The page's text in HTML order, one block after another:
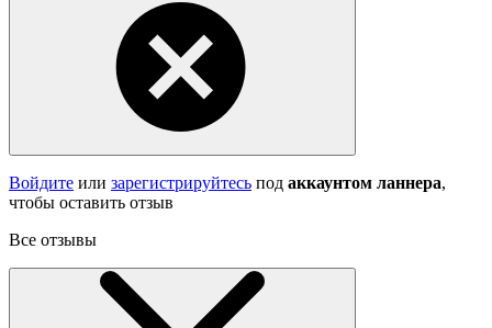
Войдите или зарегистрируйтесь под аккаунтом ланнера,
чтобы оставить отзыв
Все отзывы